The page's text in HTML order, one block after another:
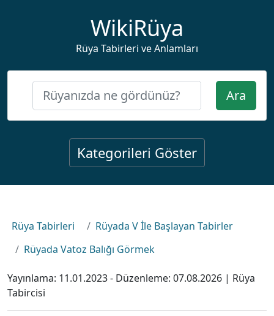
WikiRüya
Rüya Tabirleri ve Anlamları
Ara
Kategorileri Göster
Rüya Tabirleri
Rüyada V İle Başlayan Tabirler
Rüyada Vatoz Balığı Görmek
Yayınlama: 11.01.2023- Düzenleme: 07.08.2026 | Rüya
Tabircisi